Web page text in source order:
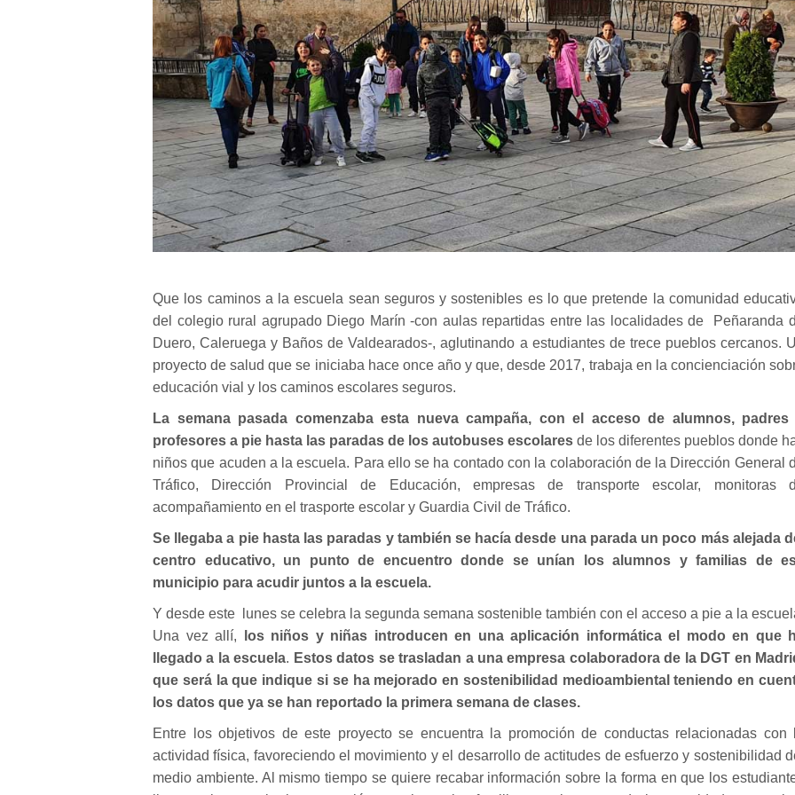
Que los caminos a la escuela sean seguros y sostenibles es lo que pretende la comunidad
del colegio rural agrupado Diego Marín -con aulas repartidas entre las localidades de Peñaranda
Duero, Caleruega y Baños de Valdearados-, aglutinando a estudiantes de trece pueblos cercanos.
proyecto de salud que se iniciaba hace once año y que, desde 2017, trabaja en la concienciación
educación vial y los caminos escolares seguros.
La semana pasada comenzaba esta nueva campaña, con el acceso de alumnos, padres
profesores a pie hasta las paradas de los autobuses escolares de los diferentes pueblos donde
niños que acuden a la escuela. Para ello se ha contado con la colaboración de la Dirección General
Tráfico, Dirección Provincial de Educación, empresas de transporte escolar, monitoras
acompañamiento en el trasporte escolar y Guardia Civil de Tráfico.
Se llegaba a pie hasta las paradas y también se hacía desde una parada un poco más alejada
centro educativo, un punto de encuentro donde se unían los alumnos y familias de
municipio para acudir juntos a la escuela.
Y desde este lunes se celebra la segunda semana sostenible también con el acceso a pie a la
Una vez allí, los niños y niñas introducen en una aplicación informática el modo en que
llegado a la escuela. Estos datos se trasladan a una empresa colaboradora de la DGT en
que será la que indique si se ha mejorado en sostenibilidad medioambiental teniendo en
los datos que ya se han reportado la primera semana de clases.
Entre los objetivos de este proyecto se encuentra la promoción de conductas relacionadas con
actividad física, favoreciendo el movimiento y el desarrollo de actitudes de esfuerzo y sostenibilidad
medio ambiente. Al mismo tiempo se quiere recabar información sobre la forma en que los